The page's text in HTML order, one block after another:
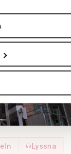
innehållet och
funktioner för
även sådana
Dessa kan i sin
som du har
du har använt
kan
Lyssna